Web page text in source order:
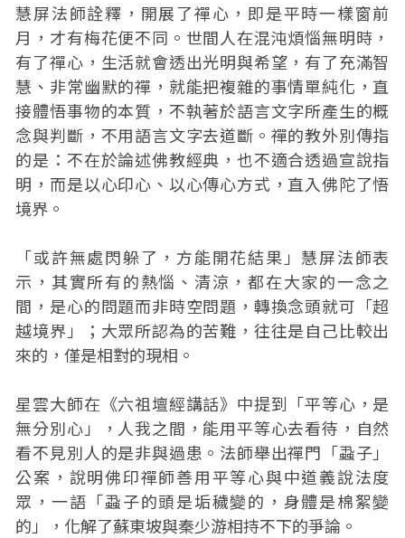
慧屏法師詮釋，開展了禪心，即是平時一樣窗前
月，才有梅花便不同。世間人在混沌煩惱無明時，
有了禪心，生活就會透出光明與希望，有了充滿智
慧、非常幽默的禪，就能把複雜的事情單純化，直
接體悟事物的本質，不執著於語言文字所產生的概
念與判斷，不用語言文字去道斷。禪的教外別傳指
的是：不在於論述佛教經典，也不適合透過宣說指
明，而是以心印心、以心傳心方式，直入佛陀了悟
境界。
「或許無處閃躲了，方能開花結果」慧屏法師表
示，其實所有的熱惱、清涼，都在大家的一念之
間，是心的問題而非時空問題，轉換念頭就可「超
越境界」；大眾所認為的苦難，往往是自己比較出
來的，僅是相對的現相。
星雲大師在《六祖壇經講話》中提到「平等心，是
無分別心」，人我之間，能用平等心去看待，自然
看不見別人的是非與過患。法師舉出禪門「蝨子」
公案，說明佛印禪師善用平等心與中道義說法度
眾，一語「蝨子的頭是垢穢變的，身體是棉絮變
的」，化解了蘇東坡與秦少游相持不下的爭論。